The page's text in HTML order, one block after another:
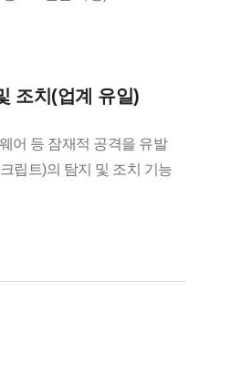
조치(업계 유일)
어 등 잠재적 공격을 유발
립트)의 탐지 및 조치 기능